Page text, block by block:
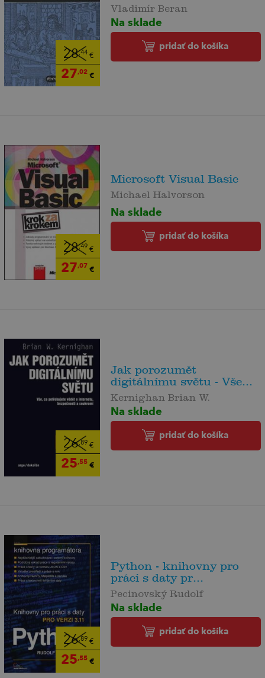
28,44€
27,02€
Vladimír Beran
Na sklade
pridať do košíka
28,49 €
27,07 €
Microsoft Visual Basic
Michael Halvorson
Na sklade
pridať do košíka
26,89 €
25,55€
Jak porozumět
digitálnímu světu - Vše...
Kernighan Brian W.
Na sklade
pridať do košíka
26,89 €
25,55€
Python - knihovny pro
práci s daty pr...
Pecinovský Rudolf
Na sklade
pridať do košíka